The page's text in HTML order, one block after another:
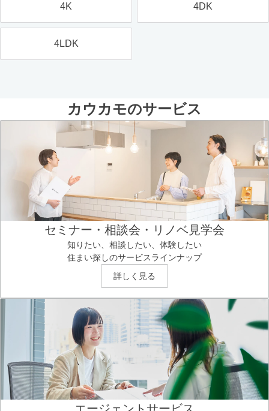
4K 4DK
4LDK
カウカモのサービス
セミナー・相談会・リノベ見学会
知りたい、相談したい、体験したい
住まい探しのサービスラインナップ
詳しく見る